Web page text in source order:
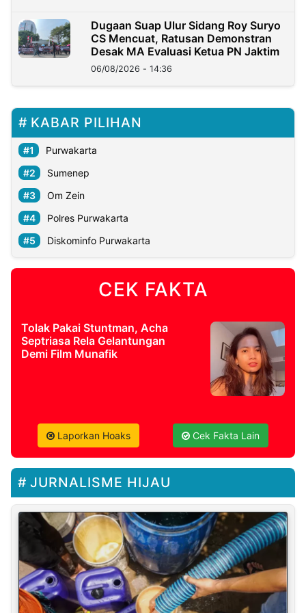
Dugaan Suap Ulur Sidang Roy Suryo
CS Mencuat, Ratusan Demonstran
Desak MA Evaluasi Ketua PN Jaktim
06/08/2026 - 14:36
KABAR PILIHAN
Purwakarta
Sumenep
Om Zein
Polres Purwakarta
Diskominfo Purwakarta
CEK FAKTA
Tolak Pakai Stuntman, Acha
Septriasa Rela Gelantungan
Demi Film Munafik
Laporkan Hoaks Cek Fakta Lain
JURNALISME HIJAU